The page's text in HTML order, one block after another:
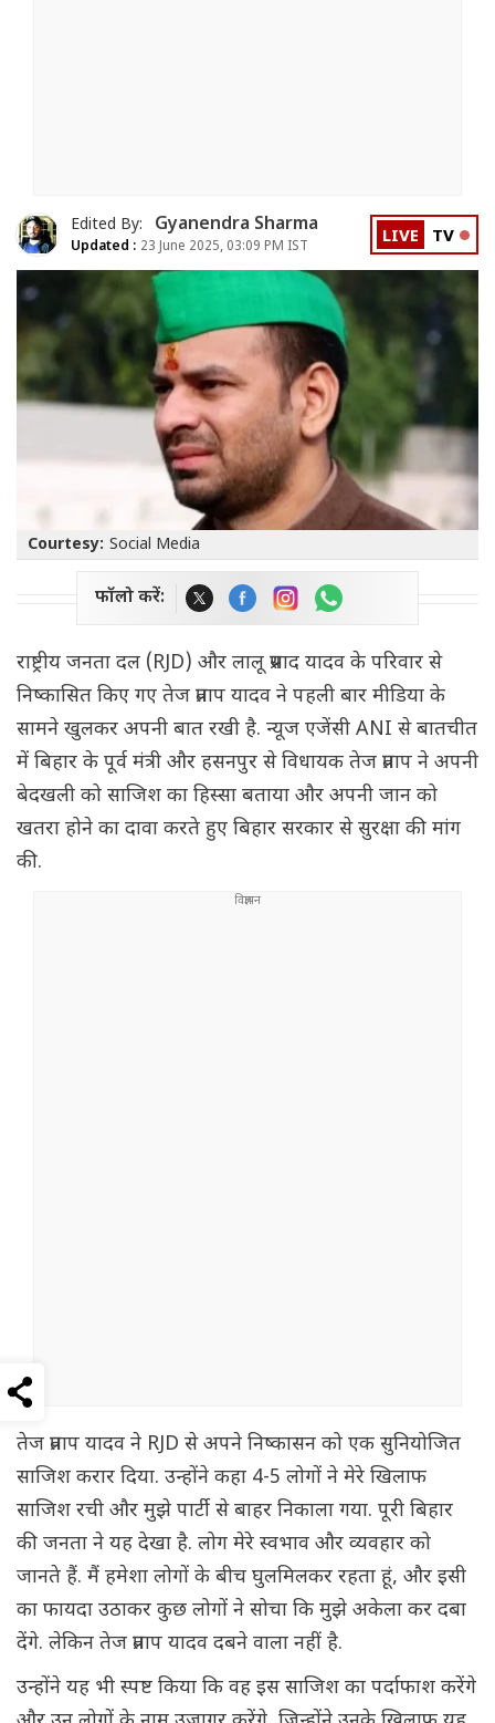
Edited By: Gyanendra Sharma
Updated : 23 June 2025, 03:09 PM IST LIVE TV
Courtesy: Social Media
फॉलो करें:
राष्ट्रीय जनता दल (RJD) और लालू प्रसाद यादव के परिवार से
निष्कासित किए गए तेज प्रताप यादव ने पहली बार मीडिया के
सामने खुलकर अपनी बात रखी है. न्यूज एजेंसी ANI से बातचीत
में बिहार के पूर्व मंत्री और हसनपुर से विधायक तेज प्रताप ने अपनी
बेदखली को साजिश का हिस्सा बताया और अपनी जान को
खतरा होने का दावा करते हुए बिहार सरकार से सुरक्षा की मांग
की.
तेज प्रताप यादव ने RJD से अपने निष्कासन को एक सुनियोजित
साजिश करार दिया. उन्होंने कहा 4-5 लोगों ने मेरे खिलाफ
साजिश रची और मुझे पार्टी से बाहर निकाला गया. पूरी बिहार
की जनता ने यह देखा है. लोग मेरे स्वभाव और व्यवहार को
जानते हैं. मैं हमेशा लोगों के बीच घुलमिलकर रहता हूं, और इसी
का फायदा उठाकर कुछ लोगों ने सोचा कि मुझे अकेला कर दबा
देंगे. लेकिन तेज प्रताप यादव दबने वाला नहीं है.
उन्होंने यह भी स्पष्ट किया कि वह इस साजिश का पर्दाफाश करेंगे